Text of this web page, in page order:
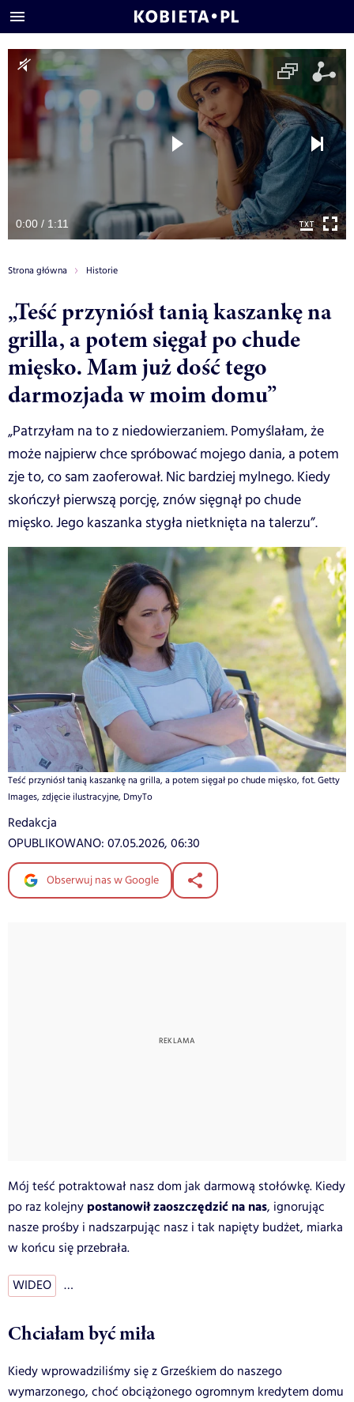
0:00 / 1:11
Strona główna Historie
„Teść przyniósł tanią kaszankę na
grilla, a potem sięgał po chude
mięsko. Mam już dość tego
darmozjada w moim domu”
„Patrzyłam na to z niedowierzaniem. Pomyślałam, że
może najpierw chce spróbować mojego dania, a potem
zje to, co sam zaoferował. Nic bardziej mylnego. Kiedy
skończył pierwszą porcję, znów sięgnął po chude
mięsko. Jego kaszanka stygła nietknięta na talerzu”.
Teść przyniósł tanią kaszankę na grilla, a potem sięgał po chude mięsko, fot. Getty
Images, zdjęcie ilustracyjne, DmyTo
Redakcja
OPUBLIKOWANO: 07.05.2026, 06:30
Obserwuj nas w Google
Mój teść potraktował nasz dom jak darmową stołówkę. Kiedy
po raz kolejny postanowił zaoszczędzić na nas, ignorując
nasze prośby i nadszarpując nasz i tak napięty budżet, miarka
w końcu się przebrała.
WIDEO …
Chciałam być miła
Kiedy wprowadziliśmy się z Grześkiem do naszego
wymarzonego, choć obciążonego ogromnym kredytem domu